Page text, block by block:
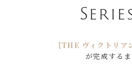
［THE ヴィクトリア
が完成する